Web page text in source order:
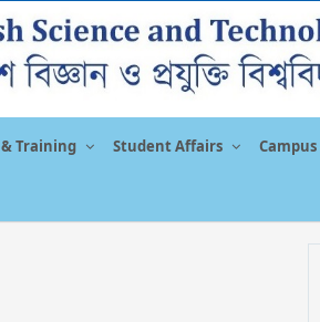
Training Student Affairs Campus